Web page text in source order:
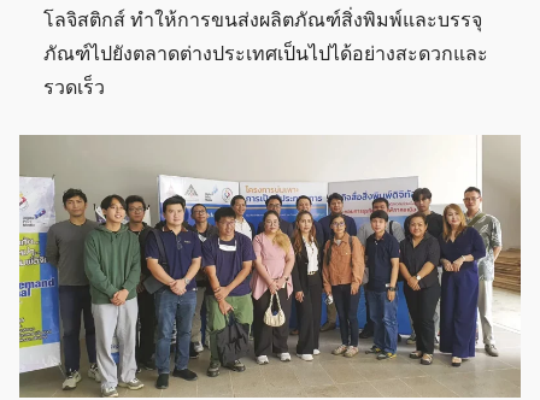
โลจิสติกส์ ทำให้การขนส่งผลิตภัณฑ์สิ่งพิมพ์และบรรจุ
ภัณฑ์ไปยังตลาดต่างประเทศเป็นไปได้อย่างสะดวกและ
รวดเร็ว